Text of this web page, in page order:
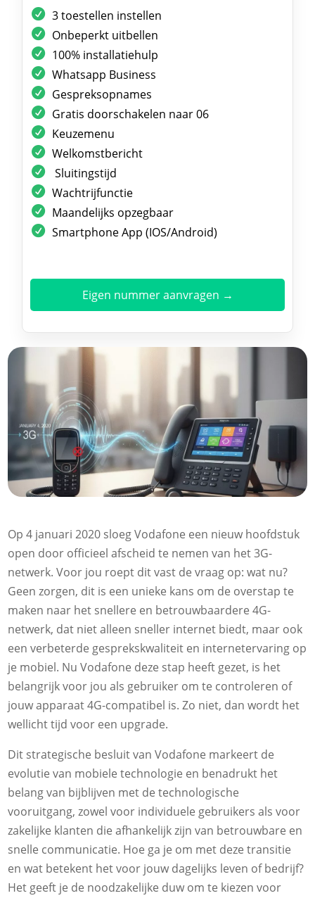
3 toestellen instellen
Onbeperkt uitbellen
100% installatiehulp
Whatsapp Business
Gespreksopnames
Gratis doorschakelen naar 06
Keuzemenu
Welkomstbericht
Sluitingstijd
Wachtrijfunctie
Maandelijks opzegbaar
Smartphone App (IOS/Android)
Eigen nummer aanvragen →
Op 4 januari 2020 sloeg Vodafone een nieuw hoofdstuk
open door officieel afscheid te nemen van het 3G-
netwerk. Voor jou roept dit vast de vraag op: wat nu?
Geen zorgen, dit is een unieke kans om de overstap te
maken naar het snellere en betrouwbaardere 4G-
netwerk, dat niet alleen sneller internet biedt, maar ook
een verbeterde gesprekskwaliteit en internetervaring op
je mobiel. Nu Vodafone deze stap heeft gezet, is het
belangrijk voor jou als gebruiker om te controleren of
jouw apparaat 4G-compatibel is. Zo niet, dan wordt het
wellicht tijd voor een upgrade.
Dit strategische besluit van Vodafone markeert de
evolutie van mobiele technologie en benadrukt het
belang van bijblijven met de technologische
vooruitgang, zowel voor individuele gebruikers als voor
zakelijke klanten die afhankelijk zijn van betrouwbare en
snelle communicatie. Hoe ga je om met deze transitie
en wat betekent het voor jouw dagelijks leven of bedrijf?
Het geeft je de noodzakelijke duw om te kiezen voor